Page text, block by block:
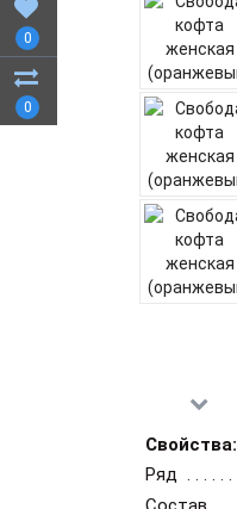
0
0
Свойства:
Ряд